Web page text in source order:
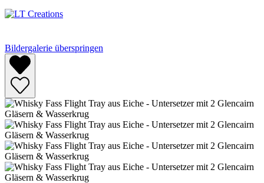
Bildergalerie überspringen